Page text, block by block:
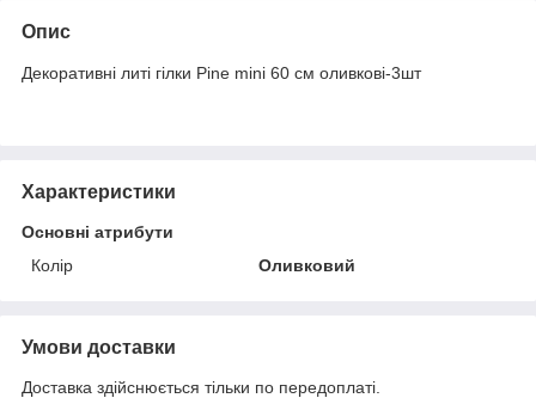
Опис
Декоративні литі гілки Pine mini 60 см оливкові-3шт
Характеристики
Основні атрибути
Колір
Оливковий
Умови доставки
Доставка здійснюється тільки по передоплаті.